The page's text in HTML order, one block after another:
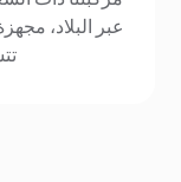
عبر البلاد،